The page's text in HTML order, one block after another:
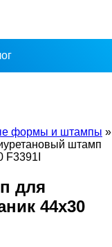
формы и штампы »
штамп
F3391I
для
44х30